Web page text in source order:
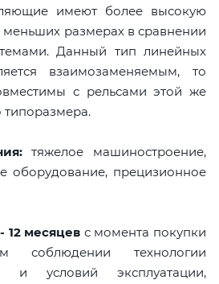
имеют более высокую
меньших размерах в сравнении
Данный тип линейных
взаимозаменяемым, то
с рельсами этой же
типоразмера.
тяжелое машиностроение,
прецизионное
12 месяцев с момента покупки
соблюдении технологии
и условий эксплуатации,